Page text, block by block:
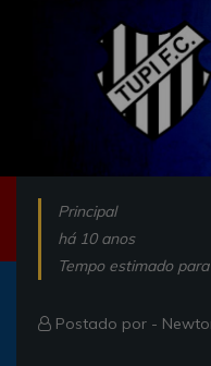
Principal
há 10 anos
Tempo estimado
Postado por -